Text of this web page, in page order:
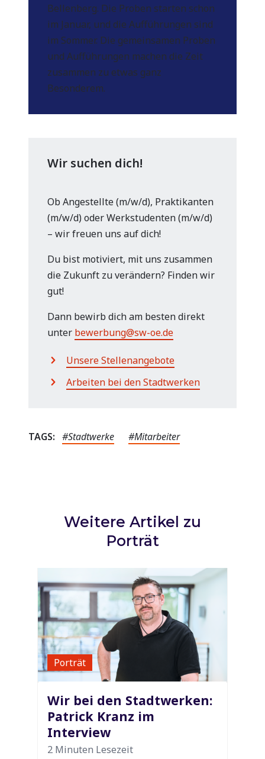
Bellenberg. Die Proben starten schon
im Januar, und die Aufführungen sind
im Sommer. Die gemeinsamen Proben
und Aufführungen machen die Zeit
zusammen zu etwas ganz
Besonderem.
Wir suchen dich!
Ob Angestellte (m/w/d), Praktikanten
(m/w/d) oder Werkstudenten (m/w/d)
– wir freuen uns auf dich!
Du bist motiviert, mit uns zusammen
die Zukunft zu verändern? Finden wir
gut!
Dann bewirb dich am besten direkt
unter bewerbung@sw-oe.de
Unsere Stellenangebote
Arbeiten bei den Stadtwerken
TAGS: #Stadtwerke #Mitarbeiter
Weitere Artikel zu
Porträt
Porträt
Wir bei den Stadtwerken:
Patrick Kranz im
Interview
2 Minuten Lesezeit